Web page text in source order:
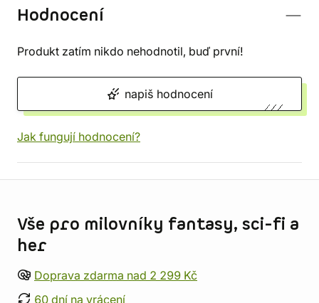
Hodnocení
Produkt zatím nikdo nehodnotil, buď první!
napiš hodnocení
Jak fungují hodnocení?
Vše pro milovníky fantasy, sci-fi a
her
Doprava zdarma nad 2 299 Kč
60 dní na vrácení